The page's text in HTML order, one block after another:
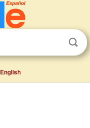
English